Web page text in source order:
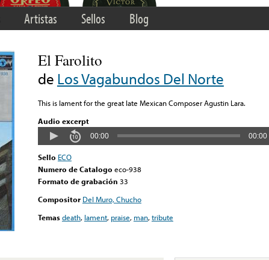
Artistas Sellos Blog
El Farolito
de Los Vagabundos Del Norte
This is lament for the great late Mexican Composer Agustin Lara.
Audio excerpt
00:00 00:00
Sello ECO
Numero de Catalogo eco-938
Formato de grabación 33
Compositor Del Muro, Chucho
Temasdeath, lament, praise, man,tribute